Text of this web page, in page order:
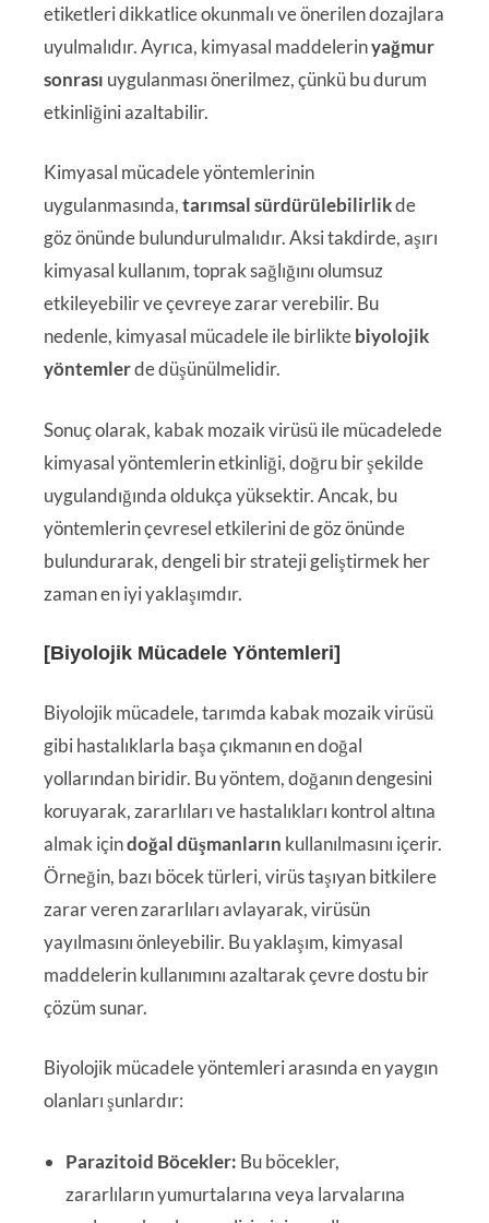
etiketleri dikkatlice okunmalı ve önerilen dozajlara
uyulmalıdır. Ayrıca, kimyasal maddelerinyağmur
sonrası uygulanması önerilmez, çünkü bu durum
etkinliğini azaltabilir.
Kimyasal mücadele yöntemlerinin
uygulanmasında,tarımsal sürdürülebilirlikde
göz önünde bulundurulmalıdır. Aksi takdirde, aşırı
kimyasal kullanım, toprak sağlığını olumsuz
etkileyebilir ve çevreye zarar verebilir. Bu
nedenle, kimyasal mücadele ile birliktebiyolojik
yöntemlerde düşünülmelidir.
Sonuç olarak, kabak mozaik virüsü ile mücadelede
kimyasal yöntemlerin etkinliği, doğru bir şekilde
uygulandığında oldukça yüksektir. Ancak, bu
yöntemlerin çevresel etkilerini de göz önünde
bulundurarak, dengeli bir strateji geliştirmek her
zaman en iyi yaklaşımdır.
[Biyolojik Mücadele Yöntemleri]
Biyolojik mücadele, tarımda kabak mozaik virüsü
gibi hastalıklarla başa çıkmanın en doğal
yollarından biridir. Bu yöntem, doğanın dengesini
koruyarak, zararlıları ve hastalıkları kontrol altına
almak içindoğal düşmanların kullanılmasını içerir.
Örneğin, bazı böcek türleri, virüs taşıyan bitkilere
zarar veren zararlıları avlayarak, virüsün
yayılmasını önleyebilir. Bu yaklaşım, kimyasal
maddelerin kullanımını azaltarak çevre dostu bir
çözüm sunar.
Biyolojik mücadele yöntemleri arasında en yaygın
olanları şunlardır:
Parazitoid Böcekler: Bu böcekler,
zararlıların yumurtalarına veya larvalarına